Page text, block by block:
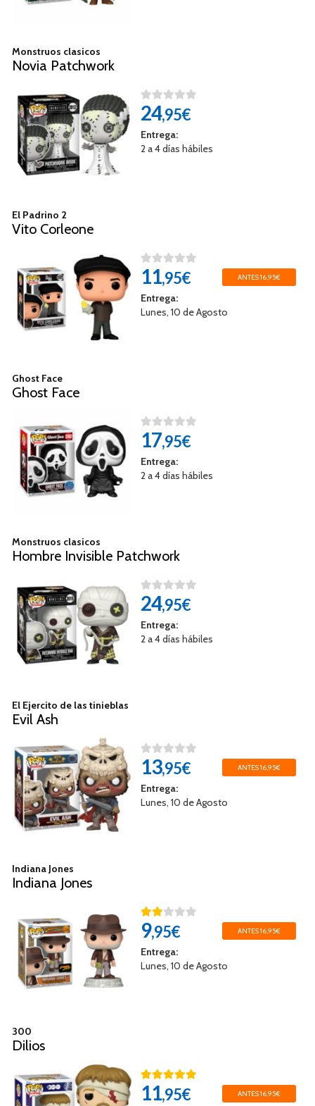
Monstruos clasicos
Novia Patchwork
24,95€
Entrega:
2 a 4 días hábiles
El Padrino 2
Vito Corleone
11,95€ ANTES 16,95€
Entrega:
Lunes, 10 de Agosto
Ghost Face
Ghost Face
17,95€
Entrega:
2 a 4 días hábiles
Monstruos clasicos
Hombre Invisible Patchwork
24,95€
Entrega:
2 a 4 días hábiles
El Ejercito de las tinieblas
Evil Ash
13,95€ ANTES 16,95€
Entrega:
Lunes, 10 de Agosto
Indiana Jones
Indiana Jones
9,95€ ANTES 16,95€
Entrega:
Lunes, 10 de Agosto
300
Dilios
11,95€ ANTES 16,95€